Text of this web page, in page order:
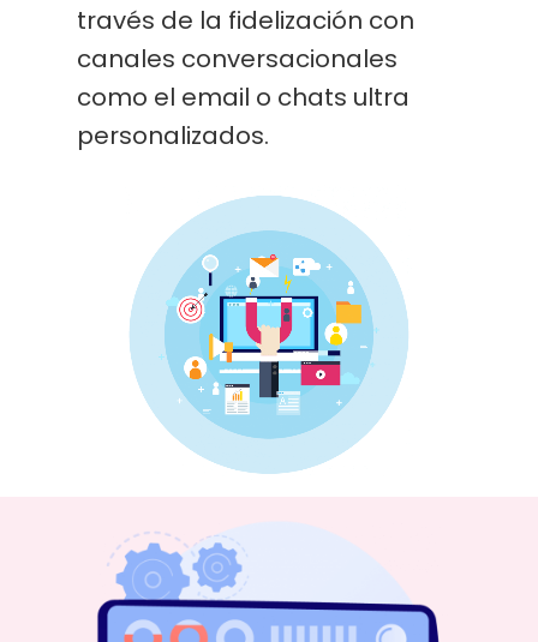
través de la fidelización con
canales conversacionales
como el email o chats ultra
personalizados.